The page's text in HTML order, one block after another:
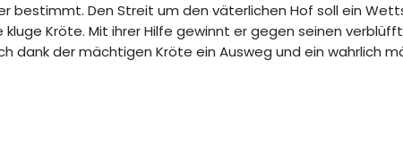
bestimmt. Den Streit um den väterlichen Hof soll ein
Kröte. Mit ihrer Hilfe gewinnt er gegen seinen
dank der mächtigen Kröte ein Ausweg und ein wahrlich